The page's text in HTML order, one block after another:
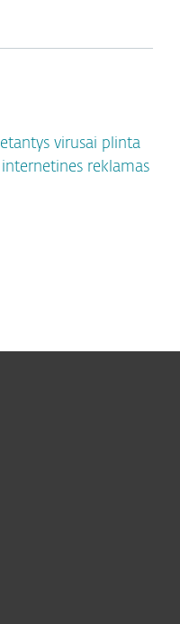
virusai plinta
internetines reklamas